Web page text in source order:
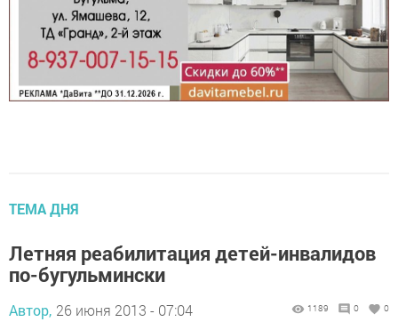
ТЕМА ДНЯ
Летняя реабилитация детей-инвалидов
по-бугульмински
Автор, 26 июня 2013 - 07:04 1189 0 0